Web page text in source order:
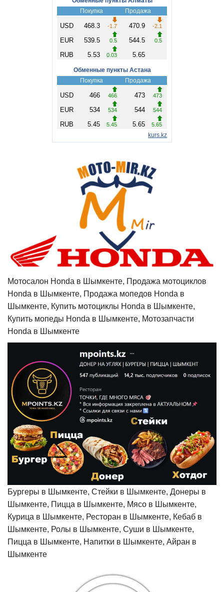
Мотосалон Honda в Шымкенте, Продажа мотоциклов
Honda в Шымкенте, Продажа мопедов Honda в
Шымкенте, Купить мотоциклы Honda в Шымкенте,
Купить мопеды Honda в Шымкенте, Мотозапчасти
Honda в Шымкенте
Бургеры в Шымкенте, Стейки в Шымкенте, Донеры в
Шымкенте, Пицца в Шымкенте, Мясо в Шымкенте,
Курица в Шымкенте, Ресторан в Шымкенте, Кебаб в
Шымкенте, Ролы в Шымкенте, Суши в Шымкенте,
Пицца в Шымкенте, Напитки в Шымкенте, Айран в
Шымкенте